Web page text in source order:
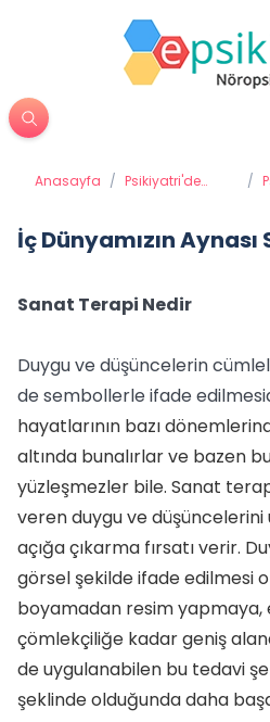
Anasayfa / Psikiyatri'de
/
İç Dünyamızın Aynası
Sanat Terapi Nedir
Duygu ve düşüncelerin
de sembollerle ifade
hayatlarının bazı
altında bunalırlar ve bazen
yüzleşmezler bile. Sanat
veren duygu ve
açığa çıkarma fırsatı verir.
görsel şekilde ifade edilmesi
boyamadan resim
çömlekçiliğe kadar geniş
de uygulanabilen bu tedavi
şeklinde olduğunda daha